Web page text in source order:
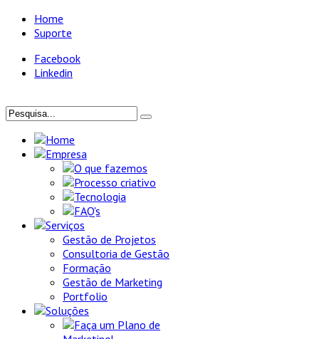
Home
Suporte
Facebook
Linkedin
Home
Empresa
O que fazemos
Processo criativo
Tecnologia
FAQ's
Serviços
Gestão de Projetos
Consultoria de Gestão
Formação
Gestão de Marketing
Portfolio
Soluções
Faça um Plano de